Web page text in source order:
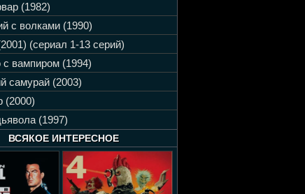
(1982)
с волками (1990)
(сериал 1-13 серий)
вампиром (1994)
самурай (2003)
(2000)
(1997)
ВСЯКОЕ ИНТЕРЕСНОЕ